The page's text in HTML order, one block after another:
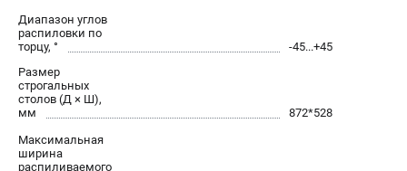
Диапазон углов
распиловки по
торцу, °
-45...+45
Размер
строгальных
столов (Д × Ш),
мм
872*528
Максимальная
ширина
распиливаемого